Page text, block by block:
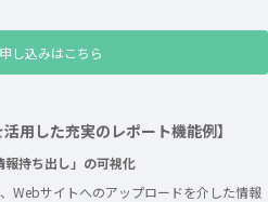
し込みはこちら
用した充実のレポート機能例】
持ち出し」の可視化
Webサイトへのアップロードを介した情報